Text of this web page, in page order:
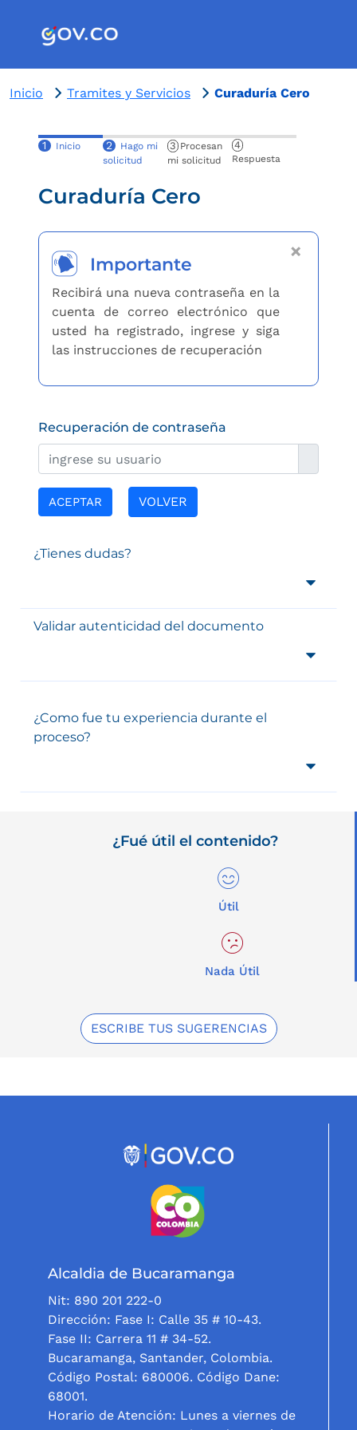
Inicio Tramites y Servicios Curaduría Cero
1 Inicio 2
Hago mi
solicitud
3 Procesan
mi solicitud
4
Respuesta
Curaduría Cero
×
Importante
Recibirá una nueva contraseña en la
cuenta de correo electrónico que
usted ha registrado, ingrese y siga
las instrucciones de recuperación
Recuperación de contraseña
ACEPTAR VOLVER
¿Tienes dudas?
Validar autenticidad del documento
¿Como fue tu experiencia durante el
proceso?
¿Fué útil el contenido?
Útil
Nada Útil
ESCRIBE TUS SUGERENCIAS
Alcaldia de Bucaramanga
Nit: 890 201 222-0
Dirección: Fase I: Calle 35 # 10-43.
Fase II: Carrera 11 # 34-52.
Bucaramanga, Santander, Colombia.
Código Postal: 680006. Código Dane:
68001.
Horario de Atención: Lunes a viernes de